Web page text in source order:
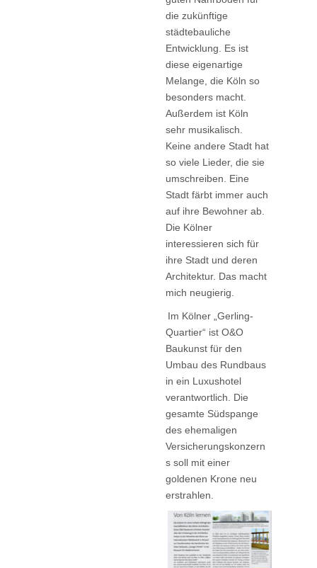
die zukünftige
städtebauliche
Entwicklung. Es ist
diese eigenartige
Melange, die Köln so
besonders macht.
Außerdem ist Köln
sehr musikalisch.
Keine andere Stadt hat
so viele Lieder, die sie
umschreiben. Eine
Stadt färbt immer auch
auf ihre Bewohner ab.
Die Kölner
interessieren sich für
ihre Stadt und deren
Architektur. Das macht
mich neugierig.
Im Kölner „Gerling-
Quartier“ ist O&O
Baukunst für den
Umbau des Rundbaus
in ein Luxushotel
verantwortlich. Die
gesamte Südspange
des ehemaligen
Versicherungskonzern
s soll mit einer
goldenen Krone neu
erstrahlen.